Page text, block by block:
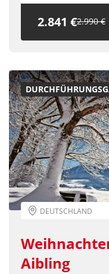
2.841 €2.990 €
DEUTSCHLAND
Aibling